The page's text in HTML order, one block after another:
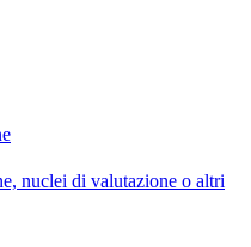
nuclei di valutazione o altri